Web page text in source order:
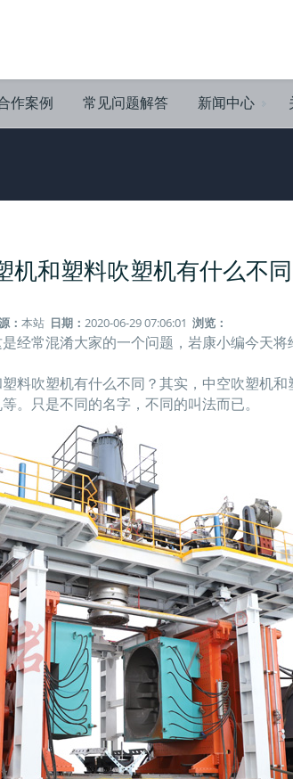
作案例 常见问题解答 新闻中心
机和塑料吹塑机有什么不同
： 本站 日期： 2020-06-29 07:06:01 浏览：
经常混淆大家的一个问题，岩康小编今天将
料吹塑机有什么不同？其实，中空吹塑机
。只是不同的名字，不同的叫法而已。